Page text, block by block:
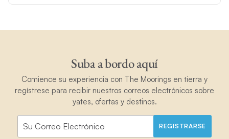
Suba a bordo aquí
Comience su experiencia con The Moorings en tierra y
regístrese para recibir nuestros correos electrónicos sobre
yates, ofertas y destinos.
REGISTRARSE